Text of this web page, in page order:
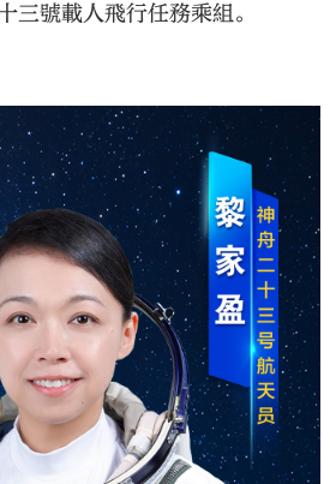
三號載人飛行任務乘組。